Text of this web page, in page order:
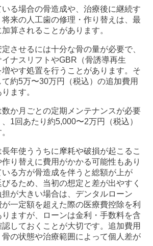
る場合の骨造成や、治療後に継続す
来の人工歯の修理・作り替えは、最
算されることがあります。
させるには十分な骨の量が必要で、
ナスリフトやGBR（骨誘導再生
やす処置を行うことがあります。そ
約5万〜30万円（税込）の追加費用
ます。
か月ごとの定期メンテナンスが必要
1回あたり約5,000〜2万円（税込）
年使ううちに摩耗や破損が起こるこ
り替えに費用がかかる可能性もあり
いる方が骨造成を伴うと総額が上が
るため、当初の想定と差が出やすく
が大きい場合は、デンタルローン
一定額を超えた際の医療費控除を利
ますが、ローンは金利・手数料を含
しておくことが大切です。追加費用
の状態や治療範囲によって個人差が